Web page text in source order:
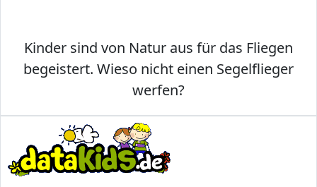
Kinder sind von Natur aus für das Fliegen
begeistert. Wieso nicht einen Segelflieger
werfen?